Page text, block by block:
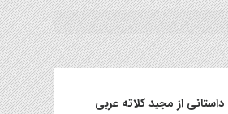
داستانی از مجید کلاته عربی